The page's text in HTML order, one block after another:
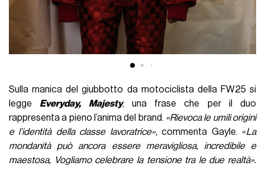
Sulla manica del giubbotto da motociclista della FW25 si
leggeEveryday, Majesty, una frase che per il duo
rappresenta a pieno l’anima del brand. «Rievoca le umili origini
e l’identità della classe lavoratrice»,commenta Gayle. «La
mondanità può ancora essere meravigliosa, incredibile e
maestosa, Vogliamo celebrare la tensione tra le due realtà».